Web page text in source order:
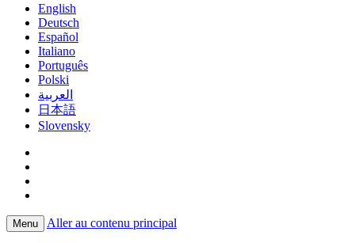
English
Deutsch
Español
Italiano
Português
Polski
العربية
日本語
Slovensky
Menu Aller au contenu principal